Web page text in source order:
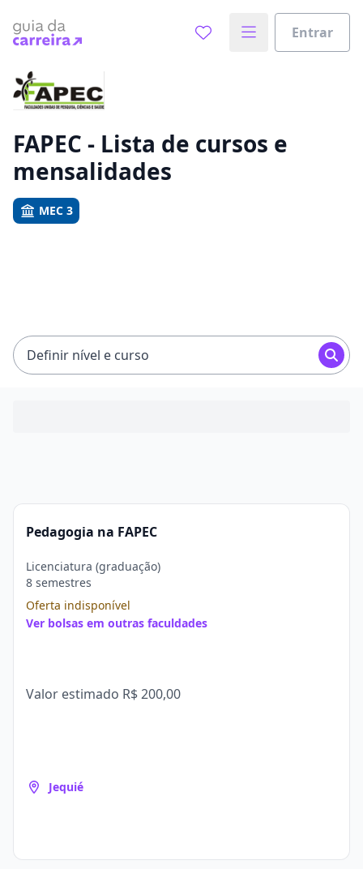
Entrar
Vamos te guiar no caminho ideal para seus estudos
FAPEC - Lista de cursos e
mensalidades
MEC 3
Definir nível e curso
Pedagogia na FAPEC
Licenciatura (graduação)
8 semestres
Oferta indisponível
Ver bolsas em outras faculdades
Valor estimado R$ 200,00
Jequié